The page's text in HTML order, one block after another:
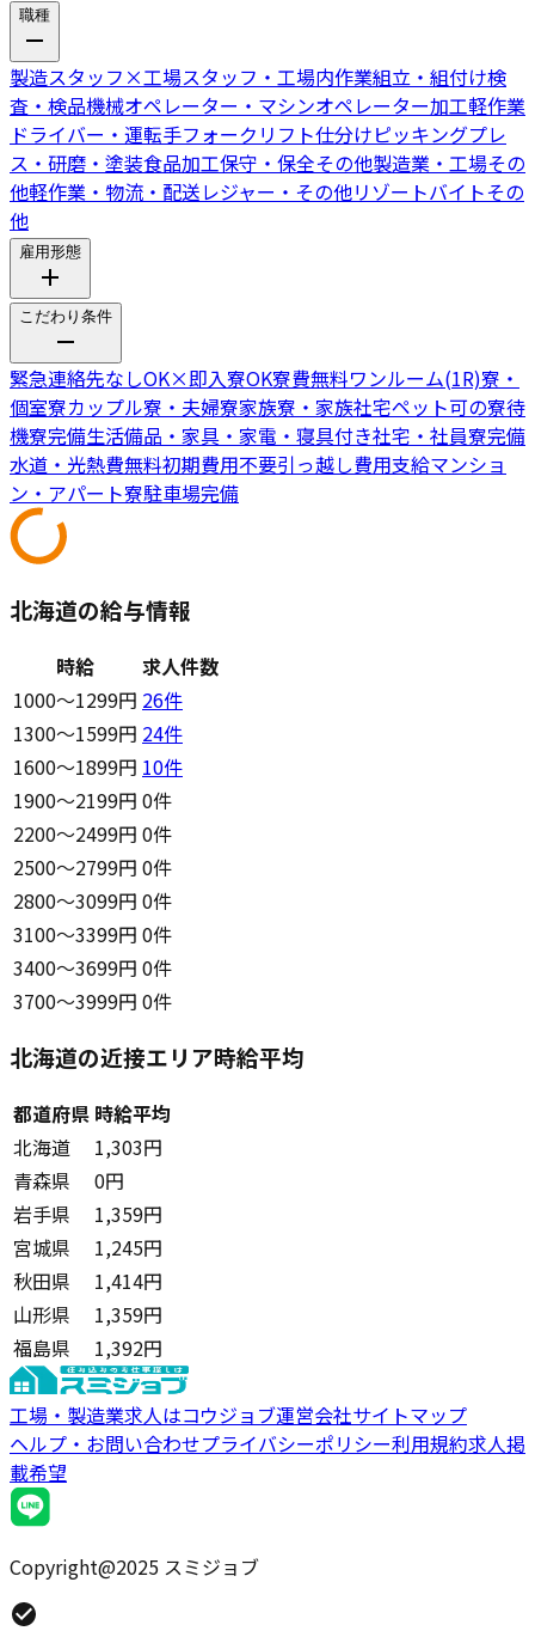
職種
製造スタッフ ×工場スタッフ・工場内作業組立・組付け検
査・検品機械オペレーター・マシンオペレーター加工軽作業
ドライバー・運転手フォークリフト仕分けピッキングプレ
ス・研磨・塗装食品加工保守・保全その他製造業・工場その
他軽作業・物流・配送レジャー・その他リゾートバイトその
他
雇用形態
こだわり条件
緊急連絡先なしOK×即入寮OK寮費無料ワンルーム(1R)寮・
個室寮カップル寮・夫婦寮家族寮・家族社宅ペット可の寮待
機寮完備生活備品・家具・家電・寝具付き社宅・社員寮完備
水道・光熱費無料初期費用不要引っ越し費用支給マンショ
ン・アパート寮駐車場完備
北海道の給与情報
時給
求人件数
1000〜1299円 26件
1300〜1599円 24件
1600〜1899円 10件
1900〜2199円 0件
2200〜2499円 0件
2500〜2799円 0件
2800〜3099円 0件
3100〜3399円 0件
3400〜3699円 0件
3700〜3999円 0件
北海道の近接エリア時給平均
都道府県 時給平均
北海道
1,303円
青森県
0円
岩手県
1,359円
宮城県
1,245円
秋田県
1,414円
山形県
1,359円
福島県
1,392円
工場・製造業求人はコウジョブ運営会社サイトマップ
ヘルプ・お問い合わせプライバシーポリシー利用規約求人掲
載希望
Copyright@2025 スミジョブ